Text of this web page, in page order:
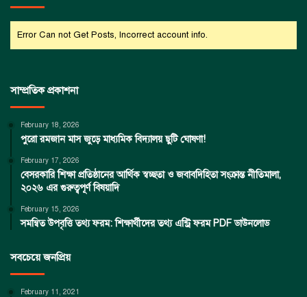
Error Can not Get Posts, Incorrect account info.
সাম্প্রতিক প্রকাশনা
February 18, 2026
পুরো রমজান মাস জুড়ে মাধ্যমিক বিদ্যালয় ছুটি ঘোষণা!
February 17, 2026
বেসরকারি শিক্ষা প্রতিষ্ঠানের আর্থিক স্বচ্ছতা ও জবাবদিহিতা সংক্রান্ত নীতিমালা,
২০২৬ এর গুরুত্বপূর্ণ বিষয়াদি
February 15, 2026
সমন্বিত উপবৃত্তি তথ্য ফরম: শিক্ষার্থীদের তথ্য এন্ট্রি ফরম PDF ডাউনলোড
সবচেয়ে জনপ্রিয়
February 11, 2021